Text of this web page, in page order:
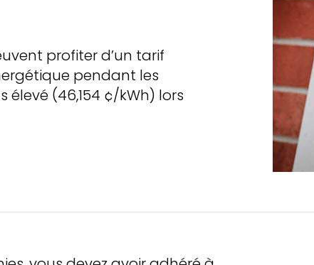
profiter d’un tarif
pendant les
élevé (46,154 ¢/kWh) lors